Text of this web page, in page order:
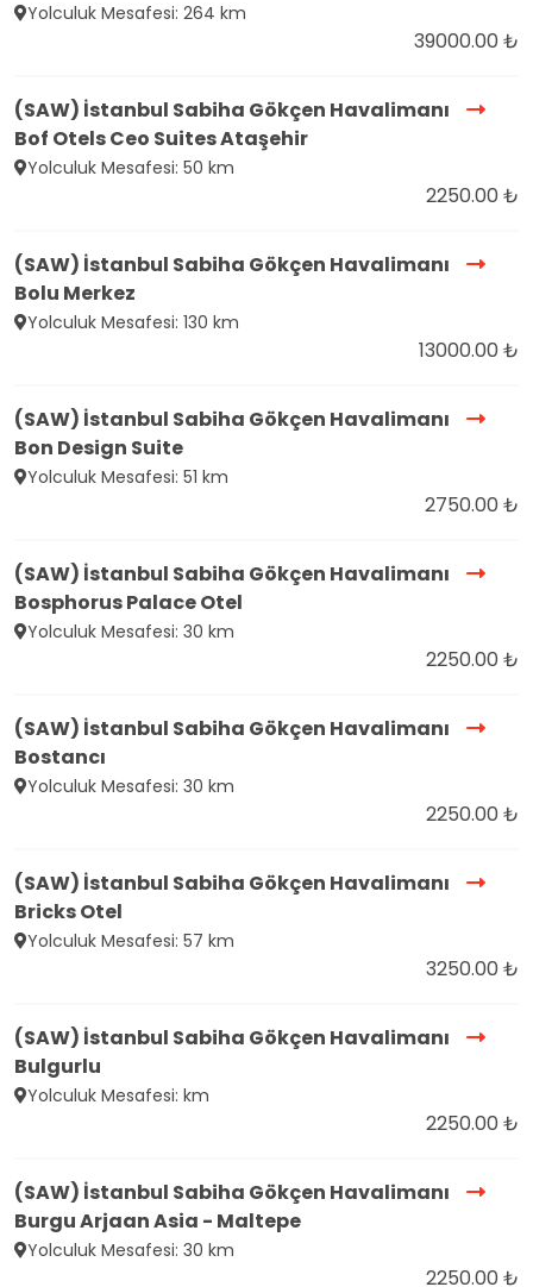
Yolculuk Mesafesi: 264 km
39000.00 ₺
(SAW) İstanbul Sabiha Gökçen Havalimanı
Bof Otels Ceo Suites Ataşehir
Yolculuk Mesafesi: 50 km
2250.00 ₺
(SAW) İstanbul Sabiha Gökçen Havalimanı
Bolu Merkez
Yolculuk Mesafesi: 130 km
13000.00 ₺
(SAW) İstanbul Sabiha Gökçen Havalimanı
Bon Design Suite
Yolculuk Mesafesi: 51 km
2750.00 ₺
(SAW) İstanbul Sabiha Gökçen Havalimanı
Bosphorus Palace Otel
Yolculuk Mesafesi: 30 km
2250.00 ₺
(SAW) İstanbul Sabiha Gökçen Havalimanı
Bostancı
Yolculuk Mesafesi: 30 km
2250.00 ₺
(SAW) İstanbul Sabiha Gökçen Havalimanı
Bricks Otel
Yolculuk Mesafesi: 57 km
3250.00 ₺
(SAW) İstanbul Sabiha Gökçen Havalimanı
Bulgurlu
Yolculuk Mesafesi: km
2250.00 ₺
(SAW) İstanbul Sabiha Gökçen Havalimanı
Burgu Arjaan Asia - Maltepe
Yolculuk Mesafesi: 30 km
2250.00 ₺